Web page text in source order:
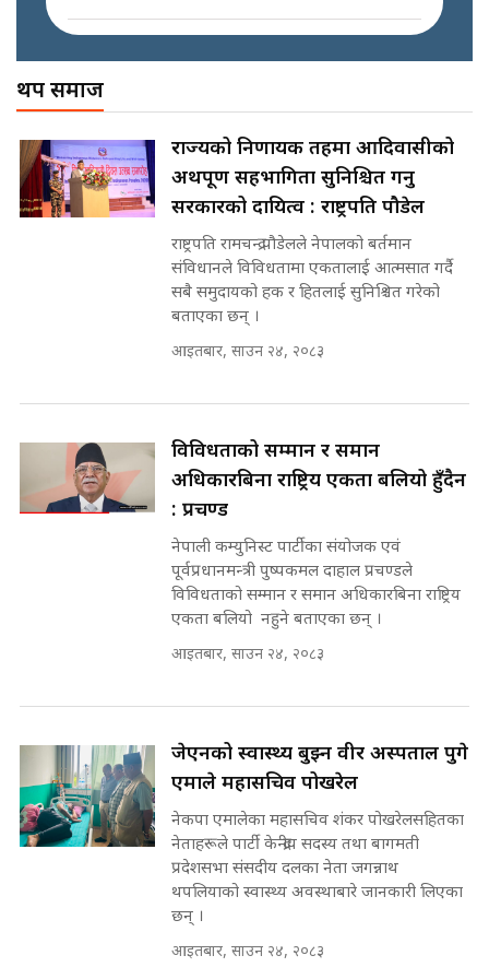
|| PM BALEN ADDRESS ||
अदालतको गुनासो अब सिधै सर्वोच्चमा
|| Court Grievances Directly to
the Supreme Court ||
SIDHAKURA
मोबिलिटीमा महिलाको पहुँच विस्तार गर्दै
इनड्राइभ || SIDHAKURA ||
Prachanda, Rabi, Gagan Stand
on the Same Page ||
SIDHAKURA ||
सहकारी पीडितसँग मन्त्री प्रतिभा रावलले
भनिन्–साथ दिनुहोस्, दबाब होइन ||
Sidhakura || Pratibha Rawal
SIDHAKURA ||
कहिले बन्ला चक्रपथ ? विस्तार कार्यमा
किन भइरहेछ ढिलाइ ?The Ring Road
Expansion Dilemma |
SIDHAKURA |
SIDHAKURA
पोप्पोको पासोः कमाउने लोभमा घरबार नै
उठिबास | The Dark Side of
'Poppo Live'-SIDHAKURA
INVESTIGATION
मन्त्री आउने बित्तिकै सुरु भएको थियो
घुसको डिल || Raj Kumar Gupta ||
घुसको डिल गर्ने मन्त्रीकाे राजिनामा,
भूमिसुधार मन्त्रीलाई जोगाइदै ! ||
SIDHAKURA ||
७८ लाख घुस खाने मन्त्री ! जोगाउने
प्रधानमन्त्री ? || SIDHAKURA ||
SIDHAKURA INVESTIGATION
मन्त्री र पूर्व मन्त्रीको ७८ लाख घुस डिलको
अडियो | FULL AUDIO |
SIDHAKURA |
मन्त्री राजकुमारलाई घुस दिने विचौलीया
पूर्व मन्त्री रञ्जिता || SIDHAKURA
थप समाज
राज्यको निर्णायक तहमा आदिवासीको
अर्थपूर्ण सहभागिता सुनिश्चित गर्नु
सरकारको दायित्व : राष्ट्रपति पौडेल
राष्ट्रपति रामचन्द्र पौडेलले नेपालको बर्तमान
संविधानले विविधतामा एकतालाई आत्मसात गर्दै
सबै समुदायको हक र हितलाई सुनिश्चित गरेको
बताएका छन् ।
आइतबार, साउन २४, २०८३
विविधताको सम्मान र समान
अधिकारबिना राष्ट्रिय एकता बलियो हुँदैन
: प्रचण्ड
नेपाली कम्युनिस्ट पार्टीका संयोजक एवं
पूर्वप्रधानमन्त्री पुष्पकमल दाहाल प्रचण्डले
विविधताको सम्मान र समान अधिकारबिना राष्ट्रिय
एकता बलियो नहुने बताएका छन् ।
आइतबार, साउन २४, २०८३
जेएनको स्वास्थ्य बुझ्न वीर अस्पताल पुगे
एमाले महासचिव पोखरेल
नेकपा एमालेका महासचिव शंकर पोखरेलसहितका
नेताहरूले पार्टी केन्द्रीय सदस्य तथा बागमती
प्रदेशसभा संसदीय दलका नेता जगन्नाथ
थपलियाको स्वास्थ्य अवस्थाबारे जानकारी लिएका
छन् ।
आइतबार, साउन २४, २०८३